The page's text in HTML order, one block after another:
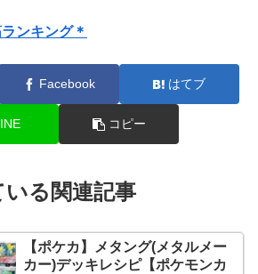
ンキング＊
Facebook はてブ
コピー
る関連記事
【ポケカ】メタング(メタルメー
カー)デッキレシピ【ポケモンカ